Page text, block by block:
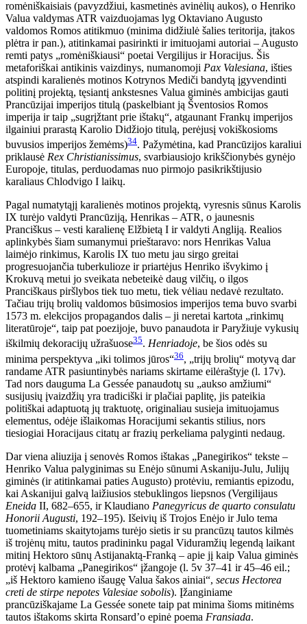
romėniškaisiais (pavyzdžiui, kasmetinės avinėlių aukos), o Henriko
Valua valdymas ATR vaizduojamas lyg Oktaviano Augusto
valdomos Romos atitikmuo (minima didžiulė šalies teritorija, įtakos
plėtra ir pan.), atitinkamai pasirinkti ir imituojami autoriai – Augusto
remti patys „romėniškiausi“ poetai Vergilijus ir Horacijus. Šis
metaforiškai antikinis vaizdinys, numanomoji Pax Valesiana, išties
atspindi karalienės motinos Kotrynos Mediči bandytą įgyvendinti
politinį projektą, tęsiantį ankstesnes Valua giminės ambicijas gauti
Prancūzijai imperijos titulą (paskelbiant ją Šventosios Romos
imperija ir taip „sugrįžtant prie ištakų“, atgaunant Frankų imperijos
ilgainiui prarastą Karolio Didžiojo titulą, perėjusį vokiškosioms
buvusios imperijos žemėms)34. Pažymėtina, kad Prancūzijos karaliui
priklausė Rex Christianissimus, svarbiausiojo krikščionybės gynėjo
Europoje, titulas, perduodamas nuo pirmojo pasikrikštijusio
karaliaus Chlodvigo I laikų.
Pagal numatytąjį karalienės motinos projektą, vyresnis sūnus Karolis
IX turėjo valdyti Prancūziją, Henrikas – ATR, o jaunesnis
Pranciškus – vesti karalienę Elžbietą I ir valdyti Angliją. Realios
aplinkybės šiam sumanymui prieštaravo: nors Henrikas Valua
laimėjo rinkimus, Karolis IX tuo metu jau sirgo greitai
progresuojančia tuberkulioze ir priartėjus Henriko išvykimo į
Krokuvą metui jo sveikata nebeteikė daug vilčių, o ilgos
Pranciškaus piršlybos tiek tuo metu, tiek vėliau nedavė rezultato.
Tačiau trijų brolių valdomos būsimosios imperijos tema buvo svarbi
1573 m. elekcijos propagandos dalis – ji neretai kartota „rinkimų
literatūroje“, taip pat poezijoje, buvo panaudota ir Paryžiuje vykusių
iškilmių dekoracijų užrašuose35. Henriadoje, be šios odės su
minima perspektyva „iki tolimos jūros“36, „trijų brolių“ motyvą dar
randame ATR pasiuntinybės nariams skirtame eilėraštyje (l. 17v).
Tad nors dauguma La Gessée panaudotų su „aukso amžiumi“
susijusių įvaizdžių yra tradiciški ir plačiai paplitę, jis pateikia
politiškai adaptuotą jų traktuotę, originaliau susieja imituojamus
elementus, odėje išlaikomas Horacijumi sekantis stilius, nors
tiesiogiai Horacijaus citatų ar frazių perkeliama palyginti nedaug.
Dar viena aliuzija į senovės Romos ištakas „Panegirikos“ tekste –
Henriko Valua palyginimas su Enėjo sūnumi Askaniju-Julu, Julijų
giminės (ir atitinkamai paties Augusto) protėviu, remiantis epizodu,
kai Askanijui galvą laižiusios stebuklingos liepsnos (Vergilijaus
Eneida II, 682–655, ir Klaudiano Panegyricus de quarto consulatu
Honorii Augusti, 192–195). Išeivių iš Trojos Enėjo ir Julo tema
tuometiniams skaitytojams turėjo sietis ir su prancūzų tautos kilmės
iš trojėnų mitu, tautos pradininku pagal Viduramžių legendą laikant
mitinį Hektoro sūnų Astijanaktą-Franką – apie jį kaip Valua giminės
protėvį kalbama „Panegirikos“ įžangoje (l. 5v 37–41 ir 45–46 eil.;
„iš Hektoro kamieno išaugę Valua šakos ainiai“, secus Hectorea
creti de stirpe nepotes Valesiae sobolis). Įžanginiame
prancūziškajame La Gessée sonete taip pat minima šioms mitinėms
tautos ištakoms skirta Ronsard’o epinė poema Fransiada.